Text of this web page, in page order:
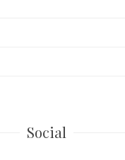
Social